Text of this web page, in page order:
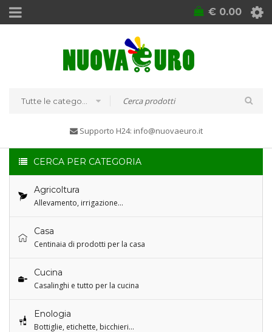
€ 0.00
Supporto H24: info@nuovaeuro.it
CERCA PER CATEGORIA
Agricoltura
Allevamento, irrigazione…
Casa
Centinaia di prodotti per la casa
Cucina
Casalinghi e tutto per la cucina
Enologia
Bottiglie, etichette, bicchieri…